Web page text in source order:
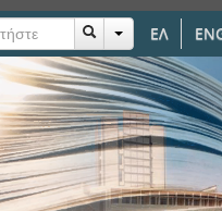
ΕΛ
"B1.